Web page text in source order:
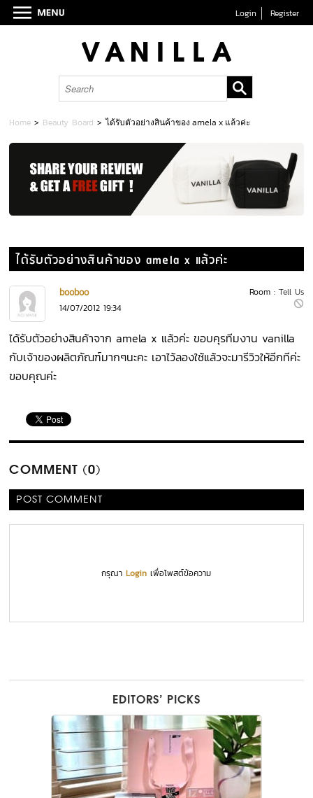
Login Register
Home > Beauty Board >ได้รับตัวอย่างสินค้าของ amela x แล้วค่ะ
ได้รับตัวอย่างสินค้าของ amela x แล้วค่ะ
Room : Tell Us
booboo
14/07/2012 19:34
ได้รับตัวอย่างสินค้าจาก amela x แล้วค่ะ ขอบคุรทีมงาน vanilla
กับเจ้าของผลิตภัณฑ์มากๆนะคะ เอาไว้ลองใช้แล้วจะมารีวิวให้อีกทีค่ะ
ขอบคุณค่ะ
COMMENT (0)
POST COMMENT
กรุณาLogin เพื่อโพสต์ข้อความ
EDITORS’ PICKS